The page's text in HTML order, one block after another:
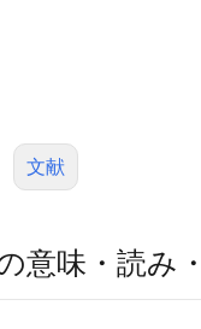
文献
意味・読み